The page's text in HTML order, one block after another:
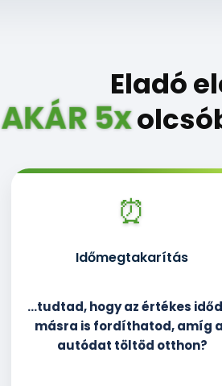
Eladó
AKÁR 5x
⏰
Időmegtakarítás
…tudtad, hogy az értékes
másra is fordíthatod, amíg
autódat töltöd otthon?